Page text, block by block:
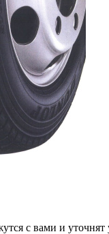
с вами и уточнят